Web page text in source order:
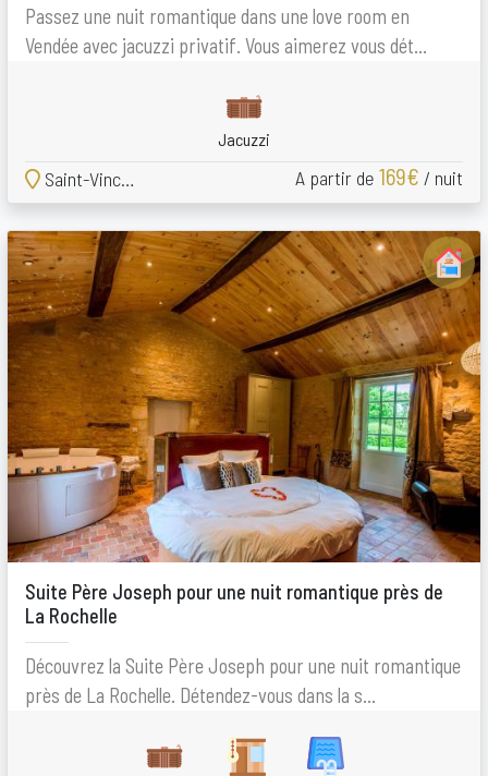
Passez une nuit romantique dans une love room en
Vendée avec jacuzzi privatif. Vous aimerez vous dét...
Jacuzzi
Saint-Vincent-sur-Jard A partir de 169€ / nuit
Suite Père Joseph pour une nuit romantique près de
La Rochelle
Découvrez la Suite Père Joseph pour une nuit romantique
près de La Rochelle. Détendez-vous dans la s...